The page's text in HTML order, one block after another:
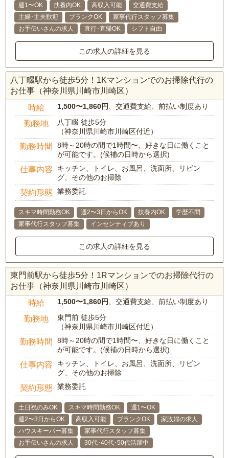
週1〜OK 扶養内OK 高収入可能
交通費支給
主婦･主夫歓迎
ブランクOK
家事代行スタッフ募集
お手伝いさんの求人
直行･直帰OK シフト自由
この求人の詳細を見る
八丁畷駅から徒歩5分！1Kマンションでのお掃除代行の
お仕事（神奈川県川崎市川崎区）
時給 1,500〜1,860円 、交通費支給、前払い制度あり
勤務地
八丁畷 徒歩5分
（神奈川県川崎市川崎区付近）
勤務時間
8時～20時の間で1時間〜、好きな日に働くこと
が可能です。(候補の日時から選択)
仕事内容
キッチン、トイレ、お風呂、洗面所、リビン
グ、その他のお掃除
契約形態 業務委託
スキマ時間勤務OK 週2〜3日からOK 扶養内OK
学歴不問
家事代行スタッフ募集
インセンティブあり
この求人の詳細を見る
東門前駅から徒歩5分！1Rマンションでのお掃除代行の
お仕事（神奈川県川崎市川崎区）
時給 1,500〜1,860円 、交通費支給、前払い制度あり
勤務地
東門前 徒歩5分
（神奈川県川崎市川崎区付近）
勤務時間
8時～20時の間で1時間〜、好きな日に働くこと
が可能です。(候補の日時から選択)
仕事内容
キッチン、トイレ、お風呂、洗面所、リビン
グ、その他のお掃除
契約形態 業務委託
土日祝のみOK スキマ時間勤務OK
週1〜OK
週2〜3日からOK
高収入可能 ブランクOK
家政婦の求人
ハウスキーパー募集
家事代行スタッフ募集
お手伝いさんの求人
30代･40代･50代活躍中